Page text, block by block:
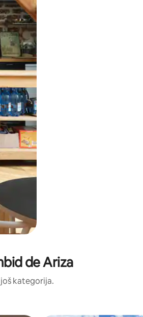
de Ariza
kategorija.